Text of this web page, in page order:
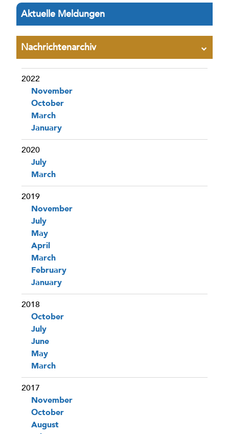
Aktuelle Meldungen
Nachrichtenarchiv
2022
November
October
March
January
2020
July
March
2019
November
July
May
April
March
February
January
2018
October
July
June
May
March
2017
November
October
August